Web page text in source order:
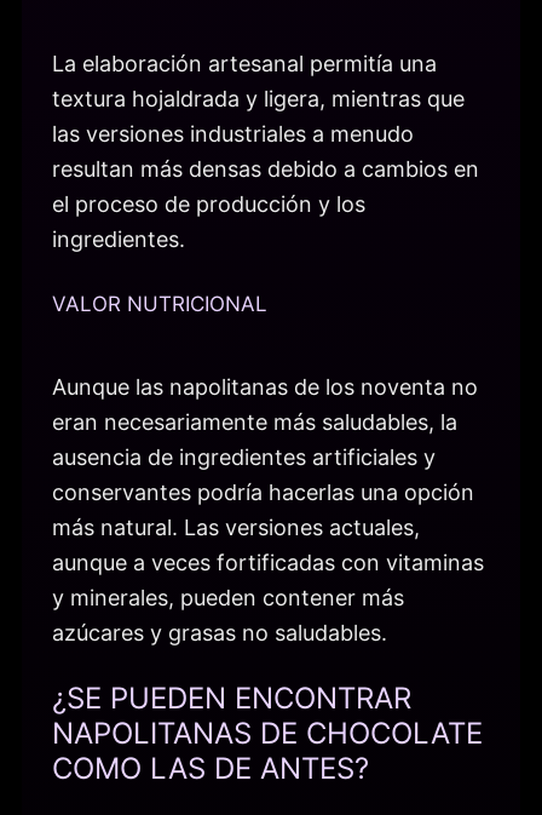
La elaboración artesanal permitía una
textura hojaldrada y ligera, mientras que
las versiones industriales a menudo
resultan más densas debido a cambios en
el proceso de producción y los
ingredientes.
VALOR NUTRICIONAL
Aunque las napolitanas de los noventa no
eran necesariamente más saludables, la
ausencia de ingredientes artificiales y
conservantes podría hacerlas una opción
más natural. Las versiones actuales,
aunque a veces fortificadas con vitaminas
y minerales, pueden contener más
azúcares y grasas no saludables.
¿SE PUEDEN ENCONTRAR
NAPOLITANAS DE CHOCOLATE
COMO LAS DE ANTES?